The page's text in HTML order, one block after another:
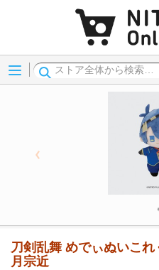
Menu
刀剣乱舞 めでぃぬいこ
月宗近